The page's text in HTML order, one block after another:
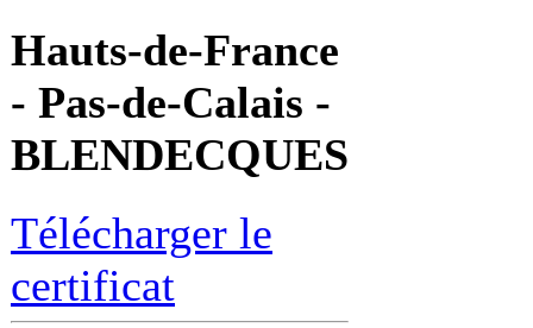
Hauts-de-France
- Pas-de-Calais -
BLENDECQUES
Télécharger le
certificat